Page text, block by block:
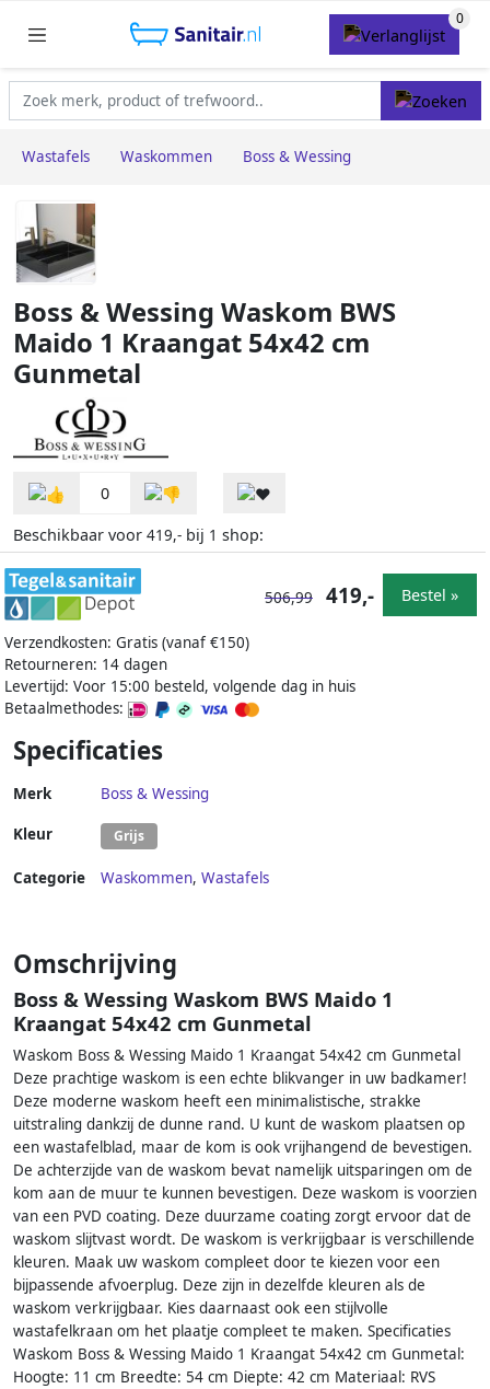
Wastafels Waskommen Boss & Wessing
Boss & Wessing Waskom BWS
Maido 1 Kraangat 54x42 cm
Gunmetal
0
Beschikbaar voor 419,- bij 1 shop:
Verzendkosten: Gratis (vanaf €150)
Retourneren: 14 dagen
Levertijd: Voor 15:00 besteld, volgende dag in huis
Betaalmethodes:
506,99 419,- Bestel »
Specificaties
Merk Boss & Wessing
Kleur Grijs
Categorie Waskommen, Wastafels
Omschrijving
Boss & Wessing Waskom BWS Maido 1
Kraangat 54x42 cm Gunmetal
Waskom Boss & Wessing Maido 1 Kraangat 54x42 cm Gunmetal
Deze prachtige waskom is een echte blikvanger in uw badkamer!
Deze moderne waskom heeft een minimalistische, strakke
uitstraling dankzij de dunne rand. U kunt de waskom plaatsen op
een wastafelblad, maar de kom is ook vrijhangend de bevestigen.
De achterzijde van de waskom bevat namelijk uitsparingen om de
kom aan de muur te kunnen bevestigen. Deze waskom is voorzien
van een PVD coating. Deze duurzame coating zorgt ervoor dat de
waskom slijtvast wordt. De waskom is verkrijgbaar is verschillende
kleuren. Maak uw waskom compleet door te kiezen voor een
bijpassende afvoerplug. Deze zijn in dezelfde kleuren als de
waskom verkrijgbaar. Kies daarnaast ook een stijlvolle
wastafelkraan om het plaatje compleet te maken. Specificaties
Waskom Boss & Wessing Maido 1 Kraangat 54x42 cm Gunmetal:
Hoogte: 11 cm Breedte: 54 cm Diepte: 42 cm Materiaal: RVS